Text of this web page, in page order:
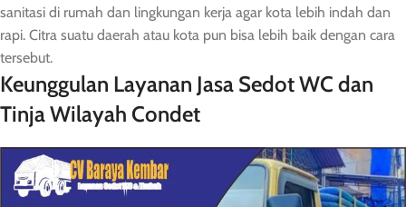
sanitasi di rumah dan lingkungan kerja agar kota lebih indah dan
rapi. Citra suatu daerah atau kota pun bisa lebih baik dengan cara
tersebut.
Keunggulan Layanan Jasa Sedot WC dan
Tinja Wilayah Condet